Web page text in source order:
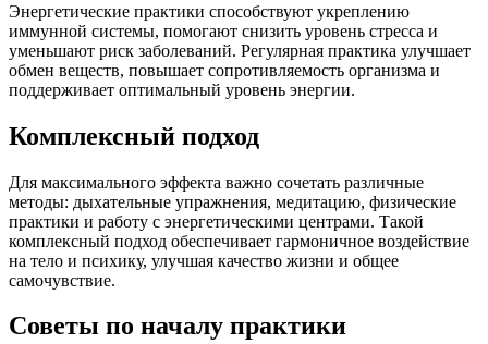
Энергетические практики способствуют укреплению
иммунной системы, помогают снизить уровень стресса и
уменьшают риск заболеваний. Регулярная практика улучшает
обмен веществ, повышает сопротивляемость организма и
поддерживает оптимальный уровень энергии.
Комплексный подход
Для максимального эффекта важно сочетать различные
методы: дыхательные упражнения, медитацию, физические
практики и работу с энергетическими центрами. Такой
комплексный подход обеспечивает гармоничное воздействие
на тело и психику, улучшая качество жизни и общее
самочувствие.
Советы по началу практики